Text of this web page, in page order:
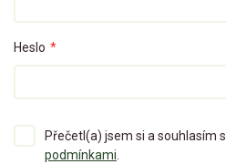
Heslo *
Přečetl(a) jsem si a souhlasím s
podmínkami.